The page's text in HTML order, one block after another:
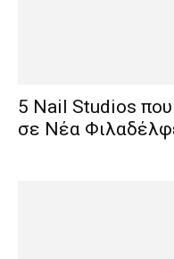
5 Nail Studios που
σε Νέα